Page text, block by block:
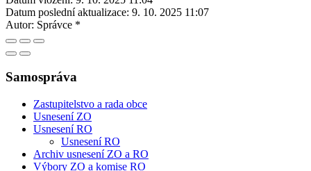
Datum poslední aktualizace: 9. 10. 2025 11:07
Autor: Správce *
Samospráva
Zastupitelstvo a rada obce
Usnesení ZO
Usnesení RO
Usnesení RO
Archiv usnesení ZO a RO
Výbory ZO a komise RO